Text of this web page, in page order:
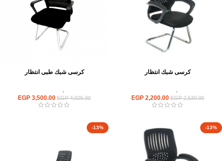
كرسى شبك انتظار
,
EGP2,530.00
EGP 2,200.00
كرسى شبك طبى انتظار
,
EGP4,025.00
EGP 3,500.00
-13%
-13%